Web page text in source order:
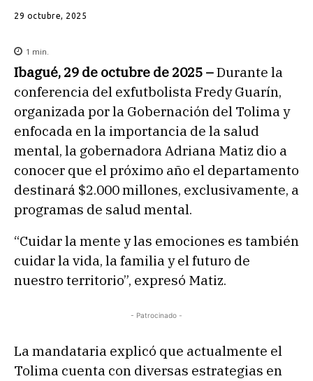
29 octubre, 2025
1 min.
Ibagué, 29 de octubre de 2025 –Durante la
conferencia del exfutbolista Fredy Guarín,
organizada por la Gobernación del Tolima y
enfocada en la importancia de la salud
mental, la gobernadora Adriana Matiz dio a
conocer que el próximo año el departamento
destinará $2.000 millones, exclusivamente, a
programas de salud mental.
“Cuidar la mente y las emociones es también
cuidar la vida, la familia y el futuro de
nuestro territorio”, expresó Matiz.
- Patrocinado -
La mandataria explicó que actualmente el
Tolima cuenta con diversas estrategias en